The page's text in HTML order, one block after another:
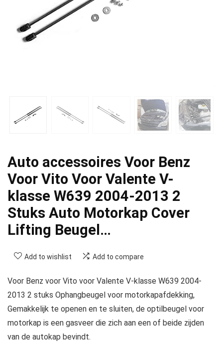
Auto accessoires Voor Benz
Voor Vito Voor Valente V-
klasse W639 2004-2013 2
Stuks Auto Motorkap Cover
Lifting Beugel…
Add to wishlist Add to compare
Voor Benz voor Vito voor Valente V-klasse W639 2004-
2013 2 stuks Ophangbeugel voor motorkapafdekking,
Gemakkelijk te openen en te sluiten, de optilbeugel voor
motorkap is een gasveer die zich aan een of beide zijden
van de autokap bevindt.